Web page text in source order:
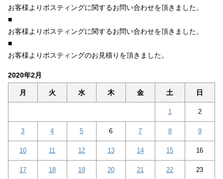
お客様よりポスティングに関するお問い合わせを頂きました。
■
お客様よりポスティングに関するお問い合わせを頂きました。
■
お客様よりポスティングのお見積りを頂きました。
2020年2月
月 火 水 木 金 土 日
1 2
3 4 5 6 7 8 9
10 11 12 13 14 15 16
17 18 19 20 21 22 23